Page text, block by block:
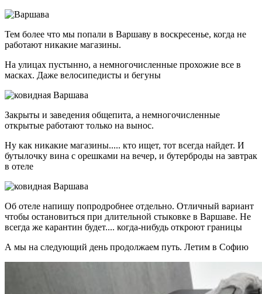
Тем более что мы попали в Варшаву в воскресенье, когда не
работают никакие магазины.
На улицах пустынно, а немногочисленные прохожие все в
масках. Даже велосипедисты и бегуны
Закрыты и заведения общепита, а немногочисленные
открытые работают только на вынос.
Ну как никакие магазины..... кто ищет, тот всегда найдет. И
бутылочку вина с орешками на вечер, и бутерброды на завтрак
в отеле
Об отеле напишу попродробнее отдельно. Отличный вариант
чтобы остановиться при длительной стыковке в Варшаве. Не
всегда же карантин будет.... когда-нибудь откроют границы
А мы на следующий день продолжаем путь. Летим в Софию